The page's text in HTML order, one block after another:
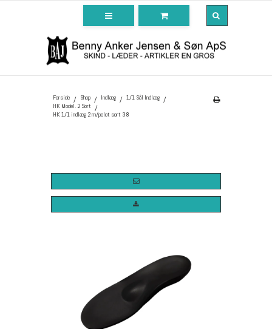
Forside / Shop / Indlæg / 1/1 Sål Indlæg /
HK Model. 2 Sort /
HK 1/1 indlæg 2 m/pelot sort 38